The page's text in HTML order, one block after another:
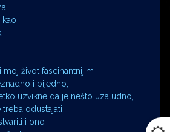
život fascinantnijim
i bijedno,
uzvikne da je nešto uzaludno,
odustajati
i ono